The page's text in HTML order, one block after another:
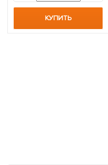
КУПИТЬ